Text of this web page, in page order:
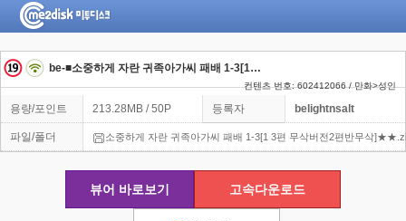
be-■소중하게 자란 귀족아가씨 패배 1-3[1 3편 무삭버전2편반무삭]★★
컨텐츠 번호: 602412066 / 만화>성인
용량/포인트 213.28MB / 50P 등록자 belightnsalt
파일/폴더 소중하게 자란 귀족아가씨 패배 1-3[1 3편 무삭버전2편반무삭
뷰어 바로보기 고속다운로드